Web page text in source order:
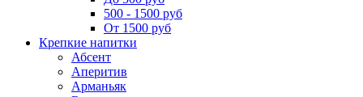
500 - 1500 руб
От 1500 руб
Крепкие напитки
Абсент
Аперитив
Арманьяк